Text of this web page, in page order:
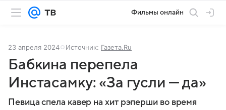
Фильмы онлайн
23 апреля 2024 Источник: Газета.Ru
Бабкина перепела
Инстасамку: «За гусли — да»
Певица спела кавер на хит рэперши во время